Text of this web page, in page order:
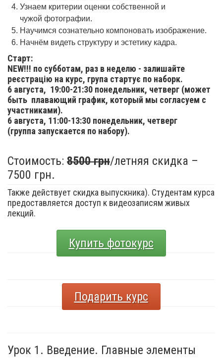
Узнаем критерии оценки собственной и
чужой фотографии.
Научимся сознательно компоновать изображение.
Начнём видеть структуру и эстетику кадра.
Старт:
NEW!!! по субботам, раз в неделю - залишайте
реєстрацію на курс, група стартує по наборк.
6 августа, 19:00-21:30 понедельник, четверг (может
быть плавающий график, который мы согласуем с
участниками).
6 августа, 11:00-13:30 понедельник, четверг
(группа запускается по набору).
Стоимость: 8500 грн/летняя скидка –
7500 грн.
Также действует скидка выпускника). Студентам курса
предоставляется доступ к видеозаписям живых
лекций.
Купить фотокурс
Подарить курс
Урок 1. Введение. Главные элементы